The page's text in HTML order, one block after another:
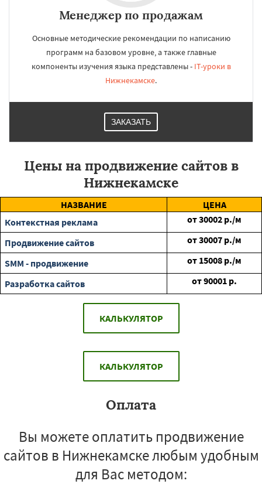
Менеджер по продажам
Основные методические рекомендации по написанию
программ на базовом уровне, а также главные
компоненты изучения языка представлены - IT-уроки в
Нижнекамске.
ЗАКАЗАТЬ
Цены на продвижение сайтов в
Нижнекамске
НАЗВАНИЕ
ЦЕНА
Контекстная реклама
от30002 р./м
Продвижение сайтов
от30007 р./м
SMM - продвижение
от 15008 р./м
Разработка сайтов
от90001 р.
КАЛЬКУЛЯТОР
КАЛЬКУЛЯТОР
Оплата
Вы можете оплатить продвижение
сайтов в Нижнекамске любым удобным
для Вас методом: